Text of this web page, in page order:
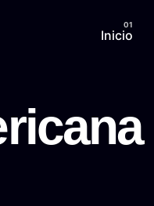
Inicio